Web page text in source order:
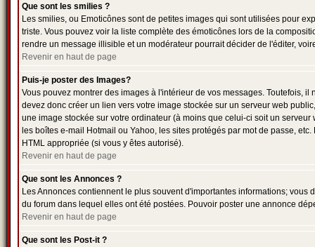
Que sont les smilies ?
Les smilies, ou Emoticônes sont de petites images qui sont utilisées pour
triste. Vous pouvez voir la liste complète des émoticônes lors de la
rendre un message illisible et un modérateur pourrait décider de l'éditer,
Revenir en haut de page
Puis-je poster des Images?
Vous pouvez montrer des images à l'intérieur de vos messages. Toutefois,
devez donc créer un lien vers votre image stockée sur un serveur web
une image stockée sur votre ordinateur (à moins que celui-ci soit un
les boîtes e-mail Hotmail ou Yahoo, les sites protégés par mot de passe,
HTML appropriée (si vous y êtes autorisé).
Revenir en haut de page
Que sont les Annonces ?
Les Annonces contiennent le plus souvent d'importantes informations;
du forum dans lequel elles ont été postées. Pouvoir poster une annonce
Revenir en haut de page
Que sont les Post-it ?